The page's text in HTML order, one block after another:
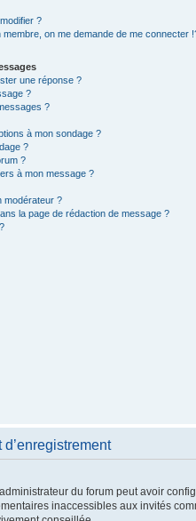
?
membre, on me demande de me connecter
une réponse ?
?
?
à mon sondage ?
?
?
à mon message ?
modérateur ?
la page de rédaction de message ?
du forum peut avoir
inaccessibles aux invités